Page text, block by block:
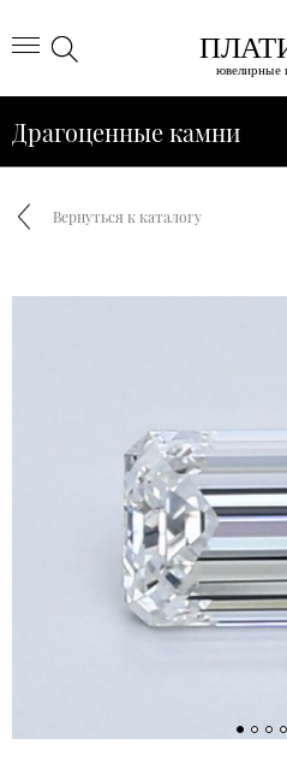
Драгоценные камни
Вернуться к каталогу